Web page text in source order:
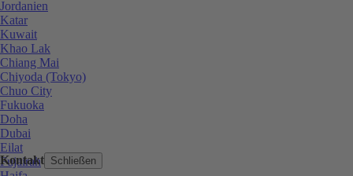
Kontakt Schließen
Jordanien
Katar
Kuwait
Khao Lak
Chiang Mai
Chiyoda (Tokyo)
Chuo City
Fukuoka
Doha
Dubai
Eilat
Fujairah